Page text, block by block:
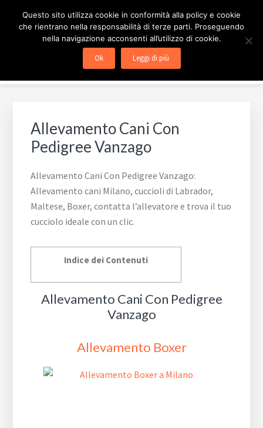
navigazione
ALLEVAMENTO CANI
Allevamento cani Milano, cuccioli di Labrador, Maltese,
Boxer, contatta l'allevatore e trova il tuo cucciolo ideale
con un clic.
Allevamento Cani Con
Pedigree Vanzago
Allevamento Cani Con Pedigree Vanzago:
Allevamento cani Milano, cuccioli di Labrador,
Maltese, Boxer, contatta l’allevatore e trova il tuo
cucciolo ideale con un clic.
Indice dei Contenuti
Allevamento Cani Con Pedigree
Vanzago
Allevamento Boxer
Questo sito utilizza cookie in conformità alla policy e cookie
che rientrano nella responsabilità di terze parti. Proseguendo
nella navigazione acconsenti all’utilizzo di cookie.
Ok Leggi di più